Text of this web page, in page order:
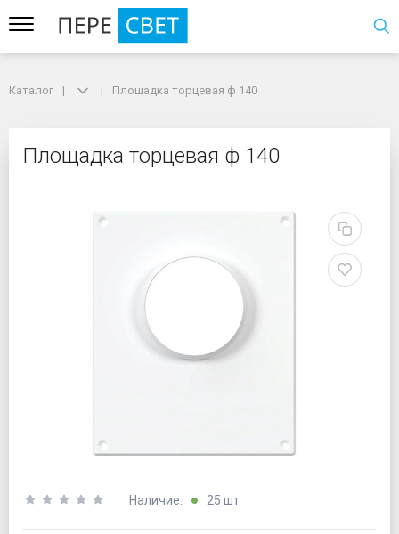
Площадка торцевая ф 140
Каталог Площадка торцевая ф 140
Площадка торцевая ф 140
Наличие: 25 шт